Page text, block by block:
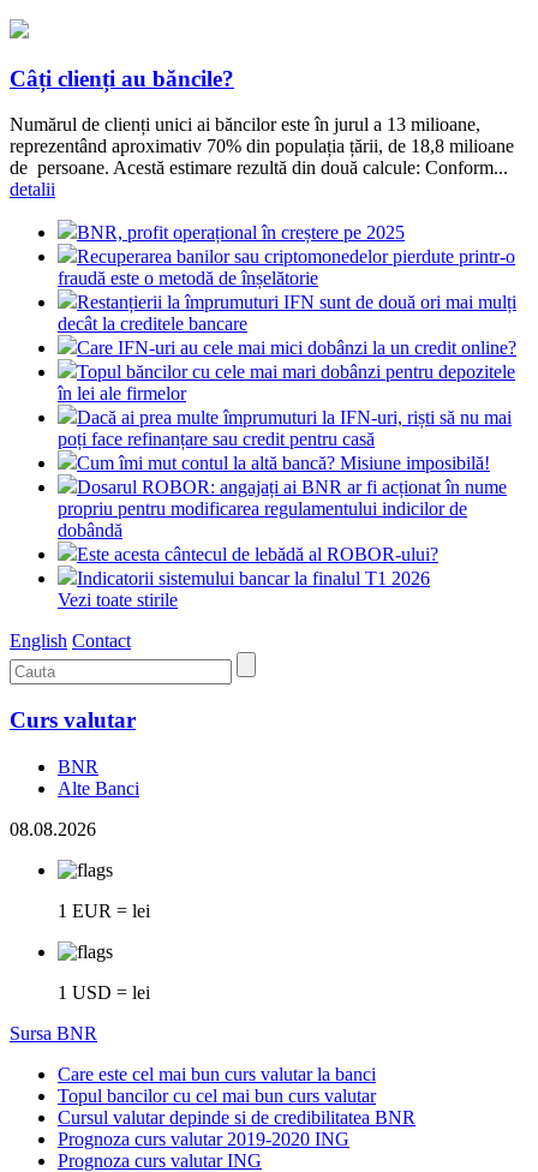
Câți clienți au băncile?
Numărul de clienți unici ai băncilor este în jurul a 13 milioane,
reprezentând aproximativ 70% din populația țării, de 18,8 milioane
de persoane. Acestă estimare rezultă din două calcule: Conform...
detalii
BNR, profit operațional în creștere pe 2025
Recuperarea banilor sau criptomonedelor pierdute printr-o
fraudă este o metodă de înșelătorie
Restanțierii la împrumuturi IFN sunt de două ori mai mulți
decât la creditele bancare
Care IFN-uri au cele mai mici dobânzi la un credit online?
Topul băncilor cu cele mai mari dobânzi pentru depozitele
în lei ale firmelor
Dacă ai prea multe împrumuturi la IFN-uri, riști să nu mai
poți face refinanțare sau credit pentru casă
Cum îmi mut contul la altă bancă? Misiune imposibilă!
Dosarul ROBOR: angajați ai BNR ar fi acționat în nume
propriu pentru modificarea regulamentului indicilor de
dobândă
Este acesta cântecul de lebădă al ROBOR-ului?
Indicatorii sistemului bancar la finalul T1 2026
Vezi toate stirile
English Contact
Curs valutar
BNR
Alte Banci
08.08.2026
1 EUR = lei
1 USD = lei
Sursa BNR
Care este cel mai bun curs valutar la banci
Topul bancilor cu cel mai bun curs valutar
Cursul valutar depinde si de credibilitatea BNR
Prognoza curs valutar 2019-2020 ING
Prognoza curs valutar ING